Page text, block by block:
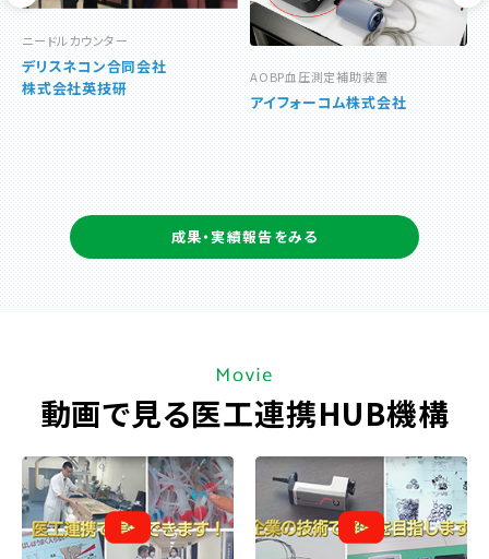
ニードルカウンター
デリスネコン合同会社
株式会社英技研
AOBP血圧測定補助装置
アイフォーコム株式会社
成果・実績報告をみる
動画で見る医工連携HUB機構